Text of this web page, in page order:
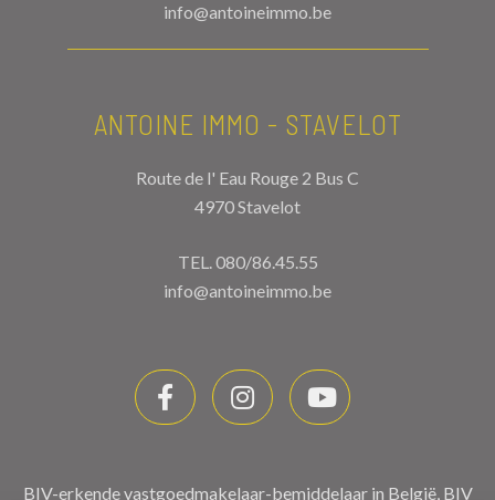
info@antoineimmo.be
ANTOINE IMMO - STAVELOT
Route de l' Eau Rouge 2 Bus C
4970 Stavelot
TEL.080/86.45.55
info@antoineimmo.be
BIV-erkende vastgoedmakelaar-bemiddelaar in België, BIV